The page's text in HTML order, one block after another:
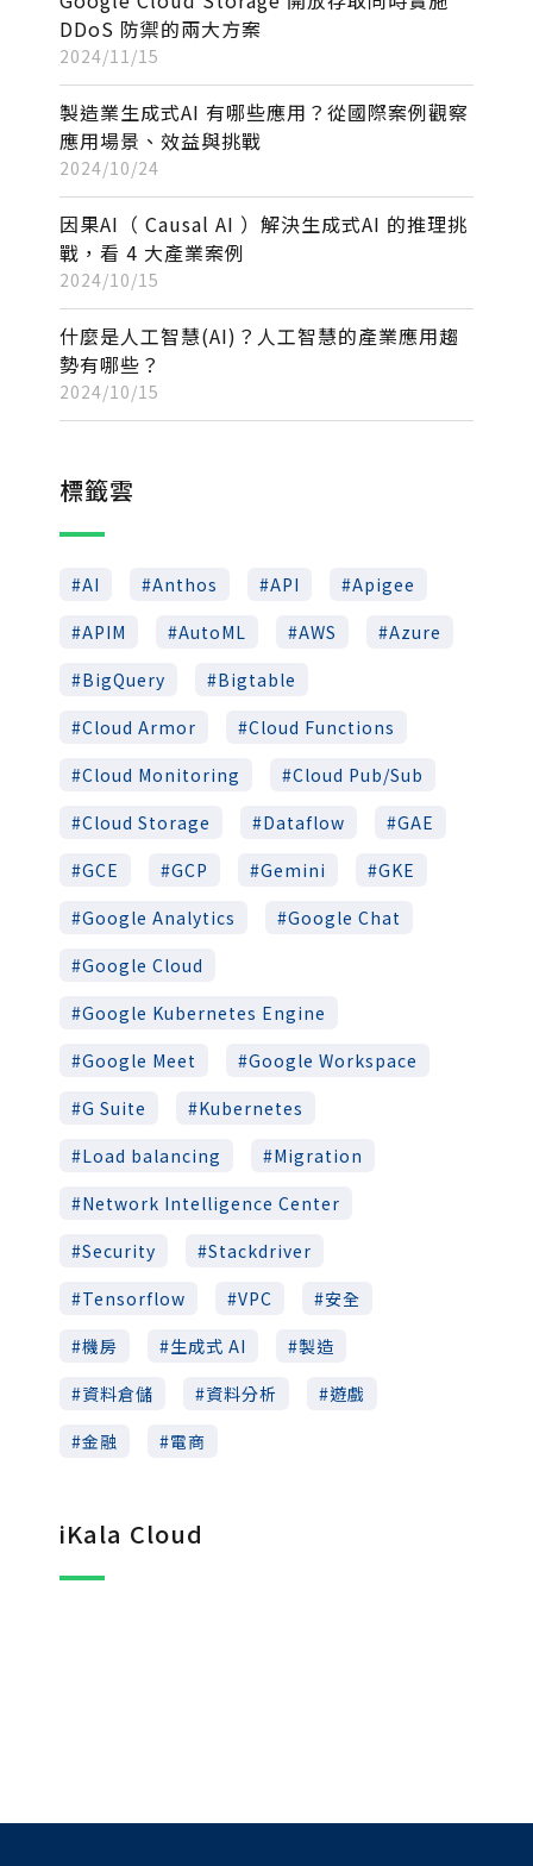
DDoS 防禦的兩大方案
2024/11/15
製造業生成式AI 有哪些應用？從國際案例觀察
應用場景、效益與挑戰
2024/10/24
因果AI（ Causal AI ）解決生成式AI 的推理挑
戰，看 4 大產業案例
2024/10/15
什麼是人工智慧(AI)？人工智慧的產業應用趨
勢有哪些？
2024/10/15
標籤雲
AI Anthos API
Apigee
APIM
AutoML AWS
Azure
BigQuery
Bigtable
Cloud Armor
Cloud Functions
Cloud Monitoring
Cloud Pub/Sub
Cloud Storage
Dataflow
GAE
GCE
GCP Gemini
GKE
Google Analytics
Google Chat
Google Cloud
Google Kubernetes Engine
Google Meet
Google Workspace
G Suite
Kubernetes
Load balancing
Migration
Network Intelligence Center
Security
Stackdriver
Tensorflow
VPC
安全
機房
生成式 AI
製造
資料倉儲
資料分析
遊戲
金融
電商
iKala Cloud